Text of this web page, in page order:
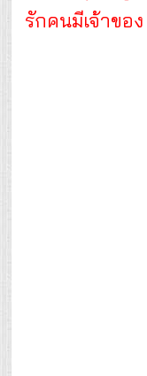
รักคนมีเจ้าขอ